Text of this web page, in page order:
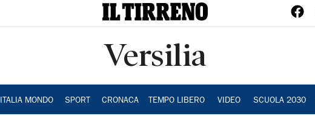
Versilia
ITALIA MONDO SPORT CRONACA TEMPO LIBERO VIDEO SCUOLA 2030